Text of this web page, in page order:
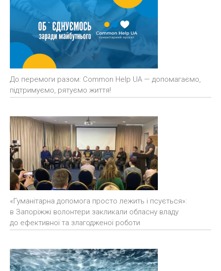
До перемоги разом: Common Help UA — допомагаємо,
підтримуємо, рятуємо життя!
«Гуманітарна допомога просто лежить і псується»:
в Запоріжжі волонтери закликали обласну владу
до ефективної та злагодженої роботи